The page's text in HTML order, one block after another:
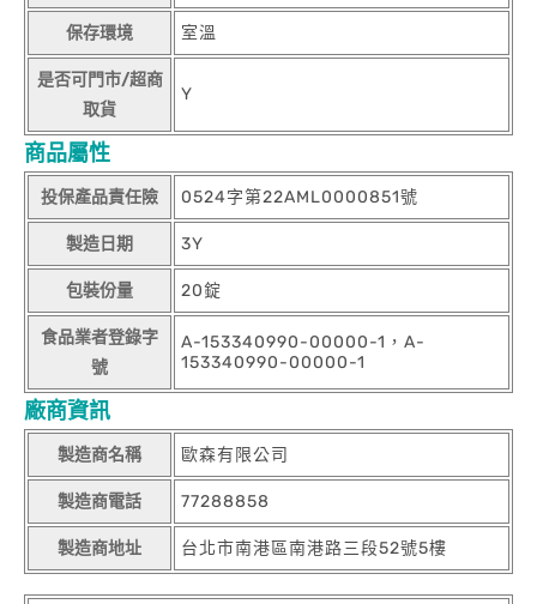
保存環境 室溫
是否可門市/超商
取貨
Y
商品屬性
投保產品責任險 0524字第22AML0000851號
製造日期 3Y
包裝份量 20錠
食品業者登錄字
號
A-153340990-00000-1，A-
153340990-00000-1
廠商資訊
製造商名稱 歐森有限公司
製造商電話 77288858
製造商地址 台北市南港區南港路三段52號5樓